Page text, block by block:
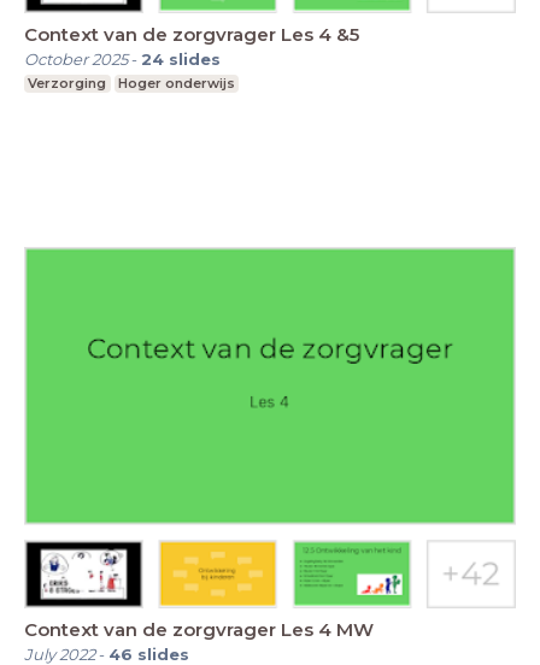
Context van de zorgvrager Les 4 &5
October 2025- 24 slides
Verzorging Hoger onderwijs
Context van de zorgvrager Les 4 MW
July 2022- 46 slides